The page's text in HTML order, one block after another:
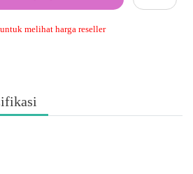
melihat harga reseller